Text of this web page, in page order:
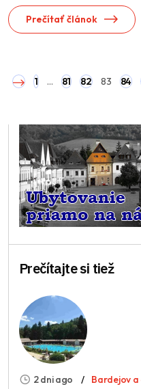
Prečítať článok
1 … 81 82 83 84
Prečítajte si tiež
2 dni ago Bardejov a